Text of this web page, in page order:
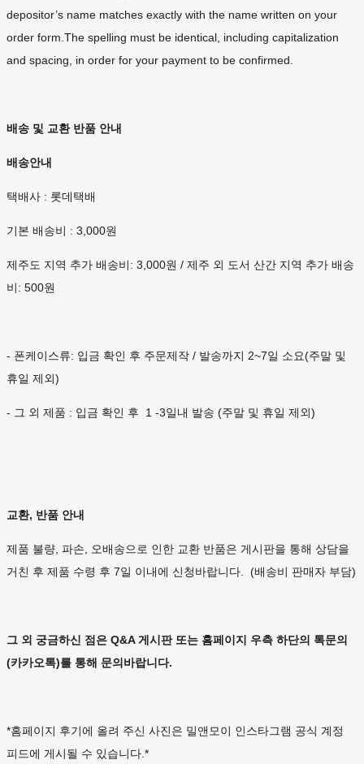
depositor’s name matches exactly with the name written on your
order form.The spelling must be identical, including capitalization
and spacing, in order for your payment to be confirmed.
배송 및 교환 반품 안내
배송안내
택배사 : 롯데택배
기본 배송비 : 3,000원
제주도 지역 추가 배송비: 3,000원 / 제주 외 도서 산간 지역 추가 배송
비: 500원
- 폰케이스류: 입금 확인 후 주문제작 / 발송까지 2~7일 소요(주말 및
휴일 제외)
- 그 외 제품 : 입금 확인 후 1 -3일내 발송 (주말 및 휴일 제외)
교환, 반품 안내
제품 불량, 파손, 오배송으로 인한 교환 반품은 게시판을 통해 상담을
거친 후 제품 수령 후 7일 이내에 신청바랍니다. (배송비 판매자 부담)
그 외 궁금하신 점은 Q&A 게시판 또는 홈페이지 우측 하단의 톡문의
(카카오톡)를 통해 문의바랍니다.
*홈페이지 후기에 올려 주신 사진은 밀앤모이 인스타그램 공식 계정
피드에 게시될 수 있습니다.*